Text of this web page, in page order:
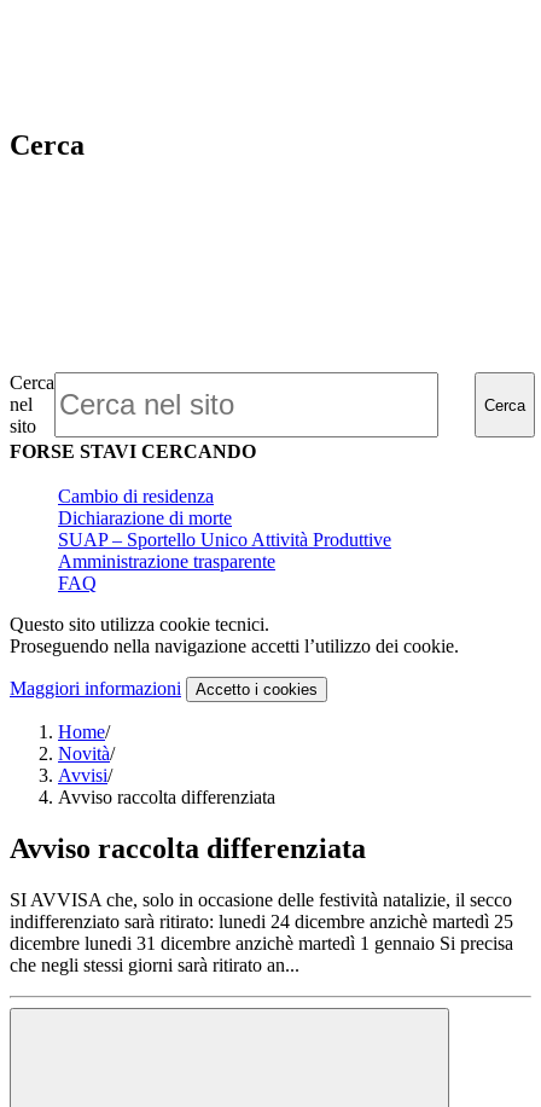
Cerca
Cerca
nel
sito
Cerca
FORSE STAVI CERCANDO
Cambio di residenza
Dichiarazione di morte
SUAP – Sportello Unico Attività Produttive
Amministrazione trasparente
FAQ
Questo sito utilizza cookie tecnici.
Proseguendo nella navigazione accetti l’utilizzo dei cookie.
Maggiori informazioni Accetto i cookies
Home/
Novità/
Avvisi/
Avviso raccolta differenziata
Avviso raccolta differenziata
SI AVVISA che, solo in occasione delle festività natalizie, il secco
indifferenziato sarà ritirato: lunedi 24 dicembre anzichè martedì 25
dicembre lunedi 31 dicembre anzichè martedì 1 gennaio Si precisa
che negli stessi giorni sarà ritirato an...